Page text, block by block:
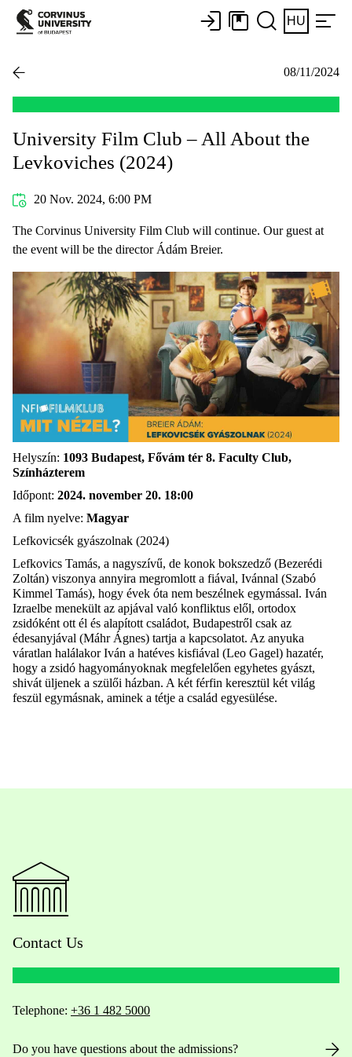
HU
08/11/2024
University Film Club – All About the
Levkoviches (2024)
20 Nov. 2024, 6:00 PM
The Corvinus University Film Club will continue. Our guest at
the event will be the director Ádám Breier.
Helyszín: 1093 Budapest, Fővám tér 8. Faculty Club,
Színházterem
Időpont: 2024. november 20. 18:00
A film nyelve: Magyar
Lefkovicsék gyászolnak (2024)
Lefkovics Tamás, a nagyszívű, de konok bokszedző (Bezerédi
Zoltán) viszonya annyira megromlott a fiával, Ivánnal (Szabó
Kimmel Tamás), hogy évek óta nem beszélnek egymással. Iván
Izraelbe menekült az apjával való konfliktus elől, ortodox
zsidóként ott él és alapított családot, Budapestről csak az
édesanyjával (Máhr Ágnes) tartja a kapcsolatot. Az anyuka
váratlan halálakor Iván a hatéves kisfiával (Leo Gagel) hazatér,
hogy a zsidó hagyományoknak megfelelően egyhetes gyászt,
shivát üljenek a szülői házban. A két férfin keresztül két világ
feszül egymásnak, aminek a tétje a család egyesülése.
Contact Us
Telephone: +36 1 482 5000
Do you have questions about the admissions?